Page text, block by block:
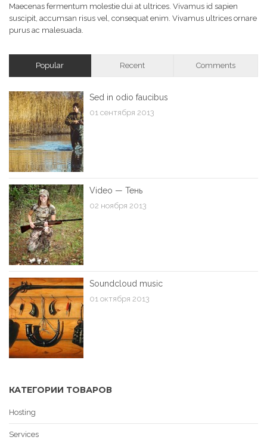
Maecenas fermentum molestie dui at ultrices. Vivamus id sapien
suscipit, accumsan risus vel, consequat enim. Vivamus ultrices ornare
purus ac malesuada.
Popular Recent Comments
Sed in odio faucibus
01 сентября 2013
Video — Тень
02 ноября 2013
Soundcloud music
01 октября 2013
КАТЕГОРИИ ТОВАРОВ
Hosting
Services